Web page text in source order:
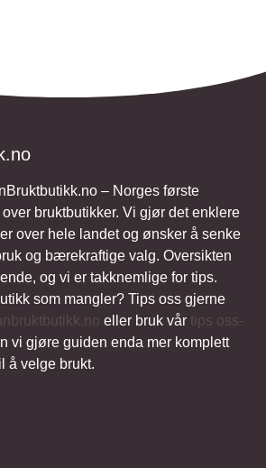
– Norges første
bruktbutikker. Vi gjør det enklere
over hele landet og ønsker å senke
og bærekraftige valg. Oversikten
og vi er takknemlige for tips.
som mangler? Tips oss gjerne
eller bruk vår tips oss-
vi gjøre guiden enda mer komplett
å velge brukt.